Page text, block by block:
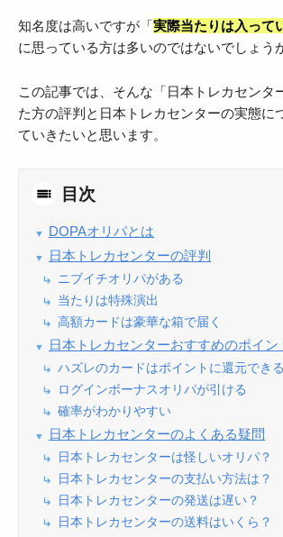
知名度は高いですが「実際当たりは入って
に思っている方は多いのではないでしょう
この記事では、そんな「日本トレカセンタ
た方の評判と日本トレカセンターの実態に
ていきたいと思います。
目次
DOPAオリパとは
日本トレカセンターの評判
ニブイチオリパがある
当たりは特殊演出
高額カードは豪華な箱で届く
日本トレカセンターおすすめのポイン
ハズレのカードはポイントに還元できる
ログインボーナスオリパが引ける
確率がわかりやすい
日本トレカセンターのよくある疑問
日本トレカセンターは怪しいオリパ？
日本トレカセンターの支払い方法は？
日本トレカセンターの発送は遅い？
日本トレカセンターの送料はいくら？